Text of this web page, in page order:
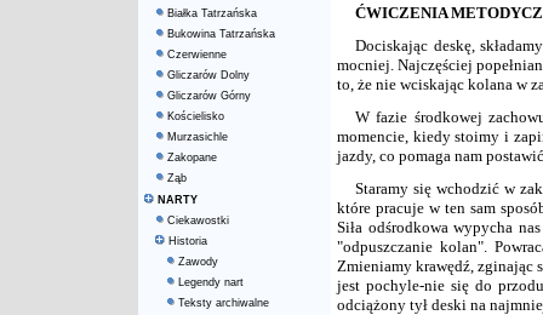
Białka Tatrzańska
Bukowina Tatrzańska
Czerwienne
Gliczarów Dolny
Gliczarów Górny
Kościelisko
Murzasichle
Zakopane
Ząb
NARTY
Ciekawostki
Historia
Zawody
Legendy nart
Teksty archiwalne
ĆWICZENIA
Dociskając deskę,
mocniej. Najczęściej
to, że nie wciskając kolana w
W fazie środkowej
momencie, kiedy stoimy i
jazdy, co pomaga nam
Staramy się wchodzić w
które pracuje w ten sam
Siła odśrodkowa wypycha
"odpuszczanie kolan".
Zmieniamy krawędź, zginając
jest pochyle-nie się do
odciążony tył deski na